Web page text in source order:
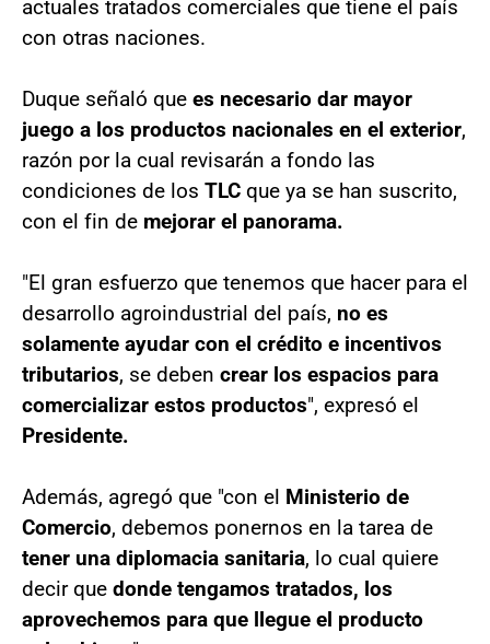
actuales tratados comerciales que tiene el país
con otras naciones.
Duque señaló que es necesario dar mayor
juego a los productos nacionales en el exterior,
razón por la cual revisarán a fondo las
condiciones de los TLC que ya se han suscrito,
con el fin de mejorar el panorama.
"El gran esfuerzo que tenemos que hacer para el
desarrollo agroindustrial del país, no es
solamente ayudar con el crédito e incentivos
tributarios, se deben crear los espacios para
comercializar estos productos", expresó el
Presidente.
Además, agregó que "con el Ministerio de
Comercio, debemos ponernos en la tarea de
tener una diplomacia sanitaria, lo cual quiere
decir que donde tengamos tratados, los
aprovechemos para que llegue el producto